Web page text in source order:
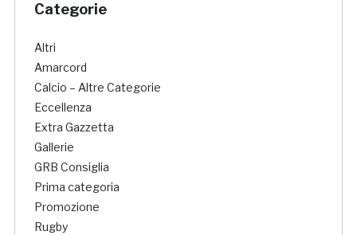
Categorie
Altri
Amarcord
Calcio – Altre Categorie
Eccellenza
Extra Gazzetta
Gallerie
GRB Consiglia
Prima categoria
Promozione
Rugby